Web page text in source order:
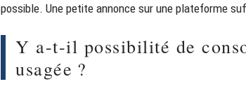
possible. Une petite annonce sur une plateforme
Y a-t-il possibilité de
usagée ?